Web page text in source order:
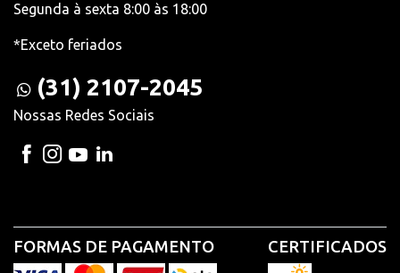
Segunda à sexta 8:00 às 18:00
*Exceto feriados
(31) 2107-2045
Nossas Redes Sociais
FORMAS DE PAGAMENTO CERTIFICADOS